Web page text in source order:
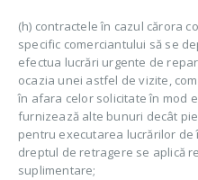
(h) contractele în cazul cărora
specific comerciantului să se
efectua lucrări urgente de
ocazia unei astfel de vizite,
în afara celor solicitate în mod
furnizează alte bunuri decât
pentru executarea lucrărilor
dreptul de retragere se aplică
suplimentare;